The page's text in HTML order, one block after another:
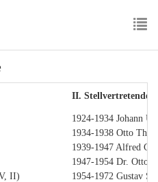
II)
II. Stellvertretende
1924-1934 Johann
1934-1938 Otto
1939-1947 Alfred
1947-1954 Dr. Otto
1954-1972 Gustav